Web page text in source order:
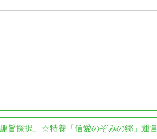
旨採択」☆特養「信愛のぞみの郷」